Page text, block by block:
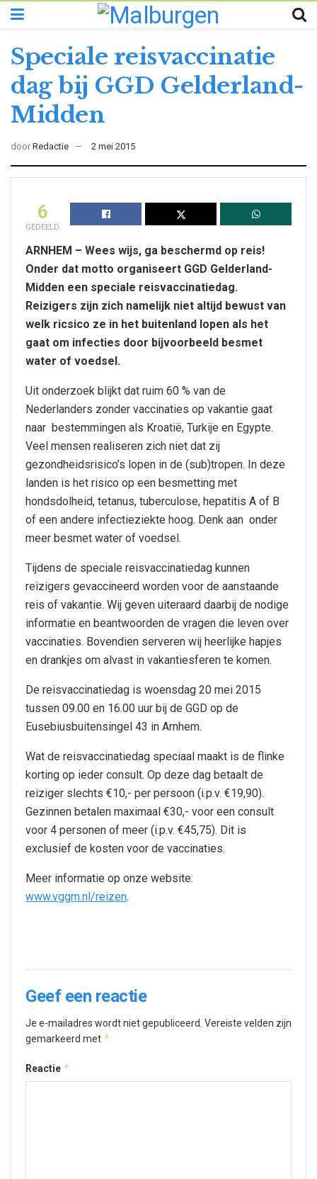
Speciale reisvaccinatie
dag bij GGD Gelderland-
Midden
door Redactie 2 mei 2015
6
GEDEELD
ARNHEM – Wees wijs, ga beschermd op reis!
Onder dat motto organiseert GGD Gelderland-
Midden een speciale reisvaccinatiedag.
Reizigers zijn zich namelijk niet altijd bewust van
welk ricsico ze in het buitenland lopen als het
gaat om infecties door bijvoorbeeld besmet
water of voedsel.
Uit onderzoek blijkt dat ruim 60 % van de
Nederlanders zonder vaccinaties op vakantie gaat
naar bestemmingen als Kroatië, Turkije en Egypte.
Veel mensen realiseren zich niet dat zij
gezondheidsrisico’s lopen in de (sub)tropen. In deze
landen is het risico op een besmetting met
hondsdolheid, tetanus, tuberculose, hepatitis A of B
of een andere infectieziekte hoog. Denk aan onder
meer besmet water of voedsel.
Tijdens de speciale reisvaccinatiedag kunnen
reizigers gevaccineerd worden voor de aanstaande
reis of vakantie. Wij geven uiteraard daarbij de nodige
informatie en beantwoorden de vragen die leven over
vaccinaties. Bovendien serveren wij heerlijke hapjes
en drankjes om alvast in vakantiesferen te komen.
De reisvaccinatiedag is woensdag 20 mei 2015
tussen 09.00 en 16.00 uur bij de GGD op de
Eusebiusbuitensingel 43 in Arnhem.
Wat de reisvaccinatiedag speciaal maakt is de flinke
korting op ieder consult. Op deze dag betaalt de
reiziger slechts €10,- per persoon (i.p.v. €19,90).
Gezinnen betalen maximaal €30,- voor een consult
voor 4 personen of meer (i.p.v. €45,75). Dit is
exclusief de kosten voor de vaccinaties.
Meer informatie op onze website:
www.vggm.nl/reizen.
Geef een reactie
Je e-mailadres wordt niet gepubliceerd. Vereiste velden zijn
gemarkeerd met *
Reactie *